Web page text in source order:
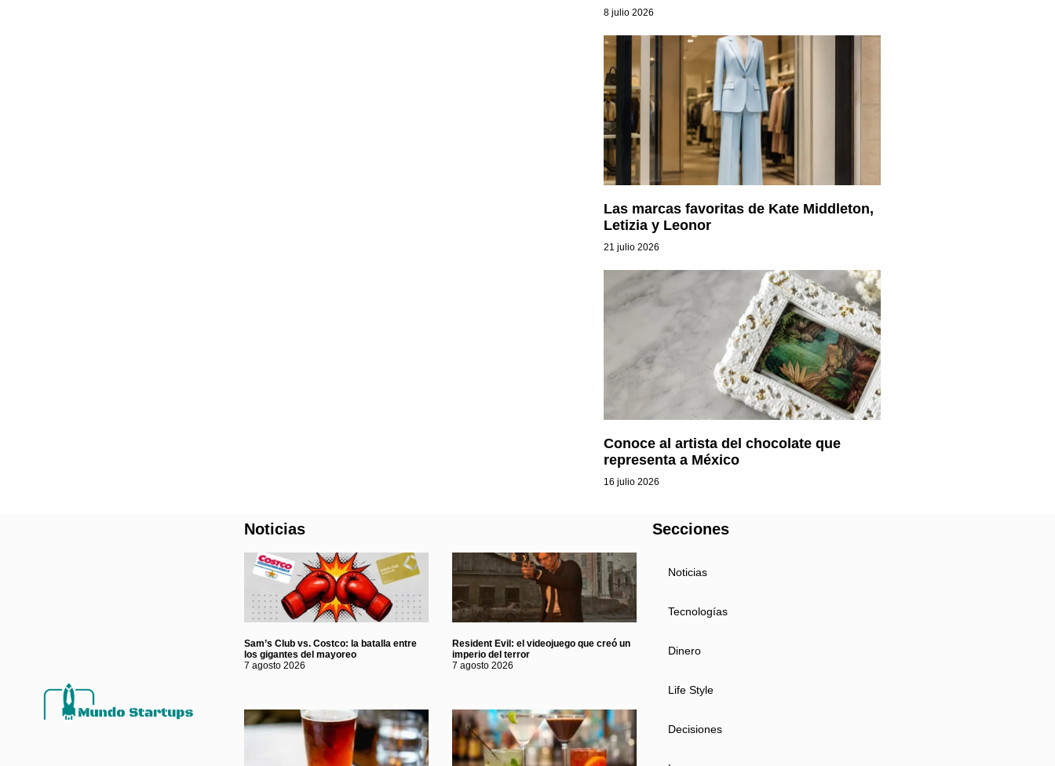
8 julio 2026
Las marcas favoritas de Kate Middleton,
Letizia y Leonor
21 julio 2026
Conoce al artista del chocolate que
representa a México
16 julio 2026
Noticias
Sam’s Club vs. Costco: la batalla entre
los gigantes del mayoreo
7 agosto 2026
Resident Evil: el videojuego que creó un
imperio del terror
7 agosto 2026
Secciones
Noticias
Tecnologías
Dinero
Life Style
Decisiones